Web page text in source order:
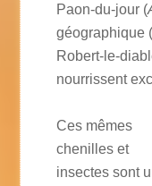
Paon-du-jour (
géographique
Robert-le-
nourrissent
Ces mêmes
chenilles et
insectes sont